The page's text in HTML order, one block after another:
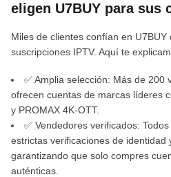
eligen U7BUY para sus
Miles de clientes confían en
suscripciones IPTV. Aquí te
✅ Amplia selección: Más de 200
ofrecen cuentas de marcas líderes
y PROMAX 4K-OTT.
✅ Vendedores verificados:
estrictas verificaciones de identidad
garantizando que solo compres
auténticas.